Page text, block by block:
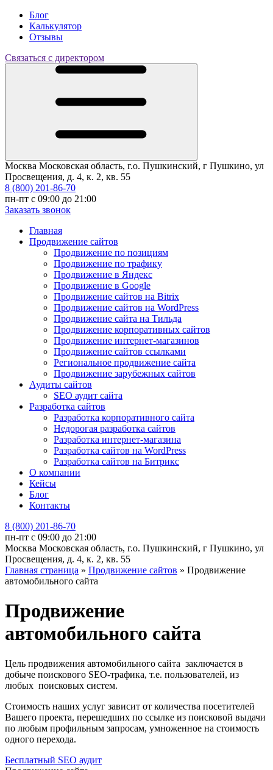
Блог
Калькулятор
Отзывы
Связаться с директором
Москва Московская область, г.о. Пушкинский, г Пушкино, ул
Просвещения, д. 4, к. 2, кв. 55
8 (800) 201-86-70
пн-пт с 09:00 до 21:00
Заказать звонок
Главная
Продвижение сайтов
Продвижение по позициям
Продвижение по трафику
Продвижение в Яндекс
Продвижение в Google
Продвижение сайтов на Bitrix
Продвижение сайтов на WordPress
Продвижение сайта на Тильда
Продвижение корпоративных сайтов
Продвижение интернет-магазинов
Продвижение сайтов ссылками
Региональное продвижение сайта
Продвижение зарубежных сайтов
Аудиты сайтов
SEO аудит сайта
Разработка сайтов
Разработка корпоративного сайта
Недорогая разработка сайтов
Разработка интернет-магазина
Разработка сайтов на WordPress
Разработка сайтов на Битрикс
О компании
Кейсы
Блог
Контакты
8 (800) 201-86-70
пн-пт с 09:00 до 21:00
Москва Московская область, г.о. Пушкинский, г Пушкино, ул
Просвещения, д. 4, к. 2, кв. 55
Главная страница » Продвижение сайтов » Продвижение
автомобильного сайта
Продвижение
автомобильного сайта
Цель продвижения автомобильного сайта заключается в
добыче поискового SEO-трафика, т.е. пользователей, из
любых поисковых систем.
Стоимость наших услуг зависит от количества посетителей
Вашего проекта, перешедших по ссылке из поисковой выдачи
по любым профильным запросам, умноженное на стоимость
одного перехода.
Бесплатный SEO аудит